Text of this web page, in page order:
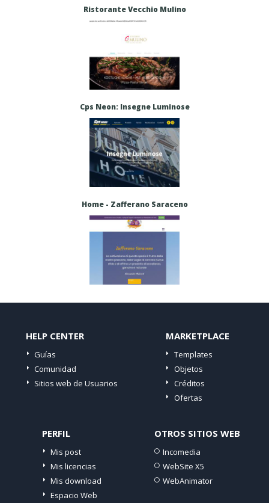
Ristorante Vecchio Mulino
Cps Neon: Insegne Luminose
Home - Zafferano Saraceno
HELP CENTER
Guías
Comunidad
Sitios web de Usuarios
MARKETPLACE
Templates
Objetos
Créditos
Ofertas
PERFIL
Mis post
Mis licencias
Mis download
Espacio Web
OTROS SITIOS WEB
Incomedia
WebSite X5
WebAnimator